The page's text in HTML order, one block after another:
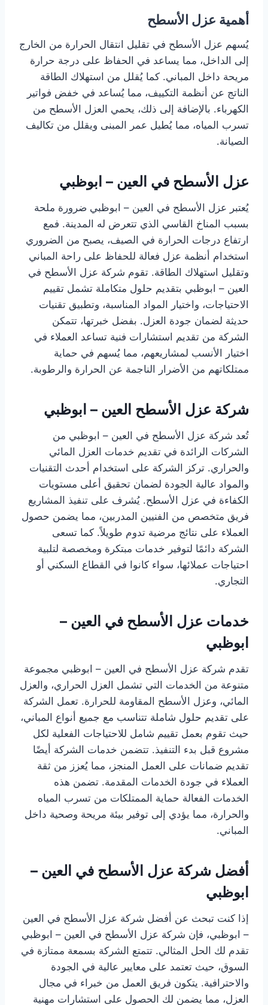
أهمية عزل الأسطح
يُسهم عزل الأسطح في تقليل انتقال الحرارة من الخارج
إلى الداخل، مما يساعد في الحفاظ على درجة حرارة
مريحة داخل المباني. كما يُقلل من استهلاك الطاقة
الناتج عن أنظمة التكييف، مما يُساعد في خفض فواتير
الكهرباء. بالإضافة إلى ذلك، يحمي العزل الأسطح من
تسرب المياه، مما يُطيل عمر المبنى ويقلل من تكاليف
الصيانة.
عزل الأسطح في العين – ابوظبي
يُعتبر عزل الأسطح في العين – ابوظبي ضرورة ملحة
بسبب المناخ القاسي الذي تتعرض له المدينة. فمع
ارتفاع درجات الحرارة في الصيف، يصبح من الضروري
استخدام أنظمة عزل فعالة للحفاظ على راحة المباني
وتقليل استهلاك الطاقة. تقوم شركة عزل الأسطح في
العين – ابوظبي بتقديم حلول متكاملة تشمل تقييم
الاحتياجات، واختيار المواد المناسبة، وتطبيق تقنيات
حديثة لضمان جودة العزل. بفضل خبرتها، تتمكن
الشركة من تقديم استشارات فنية تساعد العملاء في
اختيار الأنسب لمشاريعهم، مما يُسهم في حماية
ممتلكاتهم من الأضرار الناجمة عن الحرارة والرطوبة.
شركة عزل الأسطح العين – ابوظبي
تُعد شركة عزل الأسطح في العين – ابوظبي من
الشركات الرائدة في تقديم خدمات العزل المائي
والحراري. تركز الشركة على استخدام أحدث التقنيات
والمواد عالية الجودة لضمان تحقيق أعلى مستويات
الكفاءة في عزل الأسطح. يُشرف على تنفيذ المشاريع
فريق متخصص من الفنيين المدربين، مما يضمن حصول
العملاء على نتائج مرضية تدوم طويلاً. كما تسعى
الشركة دائمًا لتوفير خدمات مبتكرة ومخصصة لتلبية
احتياجات عملائها، سواء كانوا في القطاع السكني أو
التجاري.
خدمات عزل الأسطح في العين –
ابوظبي
تقدم شركة عزل الأسطح في العين – ابوظبي مجموعة
متنوعة من الخدمات التي تشمل العزل الحراري، والعزل
المائي، وعزل الأسطح المقاومة للحرارة. تعمل الشركة
على تقديم حلول شاملة تتناسب مع جميع أنواع المباني،
حيث تقوم بعمل تقييم شامل للاحتياجات الفعلية لكل
مشروع قبل بدء التنفيذ. تتضمن خدمات الشركة أيضًا
تقديم ضمانات على العمل المنجز، مما يُعزز من ثقة
العملاء في جودة الخدمات المقدمة. تضمن هذه
الخدمات الفعالة حماية الممتلكات من تسرب المياه
والحرارة، مما يؤدي إلى توفير بيئة مريحة وصحية داخل
المباني.
أفضل شركة عزل الأسطح في العين –
ابوظبي
إذا كنت تبحث عن أفضل شركة عزل الأسطح في العين
– ابوظبي، فإن شركة عزل الأسطح في العين – ابوظبي
تقدم لك الحل المثالي. تتمتع الشركة بسمعة ممتازة في
السوق، حيث تعتمد على معايير عالية في الجودة
والاحترافية. يتكون فريق العمل من خبراء في مجال
العزل، مما يضمن لك الحصول على استشارات مهنية